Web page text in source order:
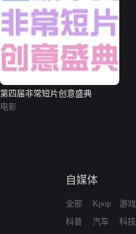
第四届非常短片创意盛典
电影
自媒体
全部
科普
Kpop
汽车
游戏
科技